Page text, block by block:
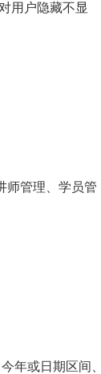
用户隐藏不显
师管理、学员管
年或日期区间、